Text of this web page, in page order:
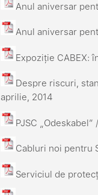
Anul aniversar
Anul aniversar
Expoziție CABEX:
Despre riscuri,
aprilie, 2014
PJSC
Cabluri noi pentru
Serviciul de